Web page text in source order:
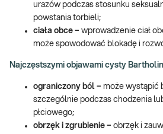
urazów podczas stosunku
powstania torbieli;
ciała obce – wprowadzenie ciał
może spowodować blokadę i
Najczęstszymi objawami cysty
ograniczony ból – może wystąpić
szczególnie podczas chodzenia
płciowego;
obrzęk i zgrubienie – obrzęk i